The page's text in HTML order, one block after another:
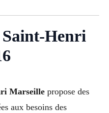
Saint-Henri
Marseille propose des
aux besoins des